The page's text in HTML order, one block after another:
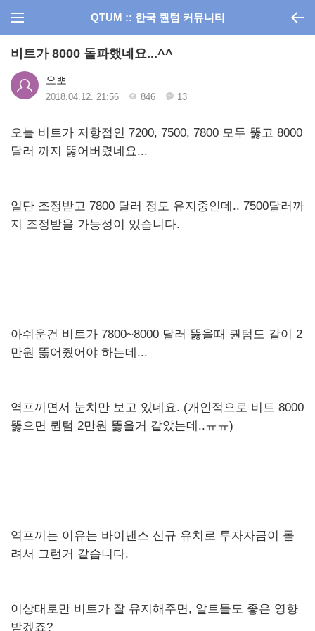
QTUM :: 한국 퀀텀 커뮤니티
비트가 8000 돌파했네요...^^
오뽀
2018.04.12. 21:56 846 13
오늘 비트가 저항점인 7200, 7500, 7800 모두 뚫고 8000
달러 까지 뚫어버렸네요...
일단 조정받고 7800 달러 정도 유지중인데.. 7500달러까
지 조정받을 가능성이 있습니다.
아쉬운건 비트가 7800~8000 달러 뚫을때 퀀텀도 같이 2
만원 뚫어줬어야 하는데...
역프끼면서 눈치만 보고 있네요. (개인적으로 비트 8000
뚫으면 퀀텀 2만원 뚫을거 같았는데..ㅠㅠ)
역프끼는 이유는 바이낸스 신규 유치로 투자자금이 몰
려서 그런거 같습니다.
이상태로만 비트가 잘 유지해주면, 알트들도 좋은 영향
받겠죠?